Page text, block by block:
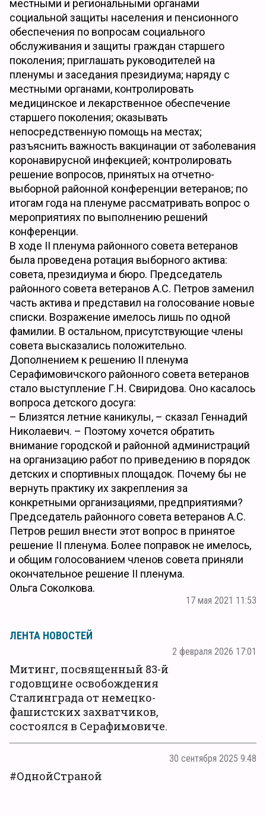
местными и региональными органами
социальной защиты населения и пенсионного
обеспечения по вопросам социального
обслуживания и защиты граждан старшего
поколения; приглашать руководителей на
пленумы и заседания президиума; наряду с
местными органами, контролировать
медицинское и лекарственное обеспечение
старшего поколения; оказывать
непосредственную помощь на местах;
разъяснить важность вакцинации от заболевания
коронавирусной инфекцией; контролировать
решение вопросов, принятых на отчетно-
выборной районной конференции ветеранов; по
итогам года на пленуме рассматривать вопрос о
мероприятиях по выполнению решений
конференции.
В ходе II пленума районного совета ветеранов
была проведена ротация выборного актива:
совета, президиума и бюро. Председатель
районного совета ветеранов А.С. Петров заменил
часть актива и представил на голосование новые
списки. Возражение имелось лишь по одной
фамилии. В остальном, присутствующие члены
совета высказались положительно.
Дополнением к решению II пленума
Серафимовичского районного совета ветеранов
стало выступление Г.Н. Свиридова. Оно касалось
вопроса детского досуга:
– Близятся летние каникулы, – сказал Геннадий
Николаевич. – Поэтому хочется обратить
внимание городской и районной администраций
на организацию работ по приведению в порядок
детских и спортивных площадок. Почему бы не
вернуть практику их закрепления за
конкретными организациями, предприятиями?
Председатель районного совета ветеранов А.С.
Петров решил внести этот вопрос в принятое
решение II пленума. Более поправок не имелось,
и общим голосованием членов совета приняли
окончательное решение II пленума.
Ольга Соколкова.
17 мая 2021 11:53
ЛЕНТА НОВОСТЕЙ
2 февраля 2026 17:01
Митинг, посвященный 83-й
годовщине освобождения
Сталинграда от немецко-
фашистских захватчиков,
состоялся в Серафимовиче.
30 сентября 2025 9:48
#ОднойСтраной